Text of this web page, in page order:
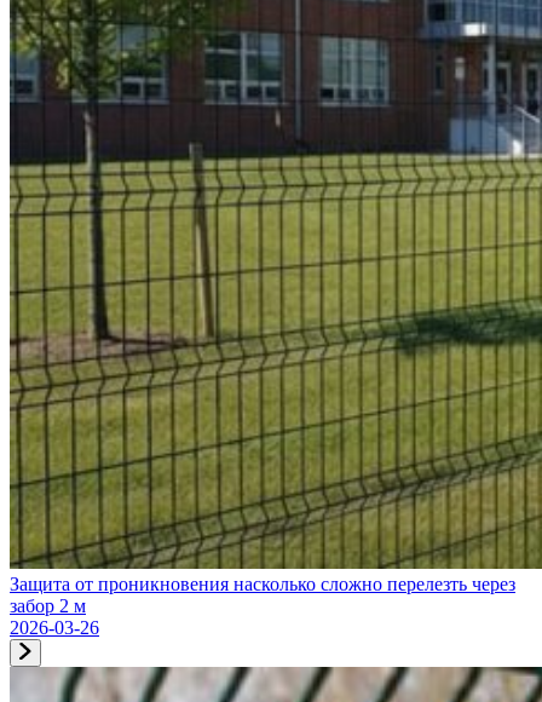
Защита от проникновения насколько сложно перелезть через
забор 2 м
2026-03-26